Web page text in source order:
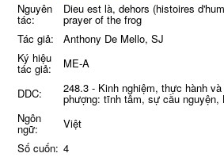
Nguyên
tác:
Dieu est là, dehors (histoires
prayer of the frog
Tác giả:
Anthony De Mello, SJ
Ký hiệu
tác giả:
ME-A
DDC:
248.3 - Kinh nghiệm, thực hành
phượng: tĩnh tâm, sự cầu nguyện,
Ngôn
ngữ:
Việt
Số cuốn: 4